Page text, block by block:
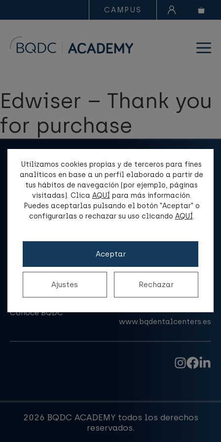
CAMPUS
Edwiser – Thank you
for purchase
¿Tienes una pregunta?
info@bqdcacademy.es
Conoce BQDC
www.bqdentalcenters.es
2026 BQDC ACADEMY todos los derechos
reservados.
Utilizamos cookies propias y de terceros para fines
analíticos en base a un perfil elaborado a partir de
tus hábitos de navegación (por ejemplo, páginas
visitadas). Clica AQUÍ para más información.
Puedes aceptarlas pulsando el botón "Aceptar" o
configurarlas o rechazar su uso clicando AQUÍ.
Aceptar
Rechazar
Ajustes